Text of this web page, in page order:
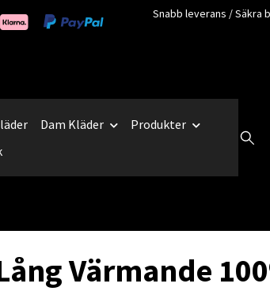
Snabb leverans / Säkra
Dam Kläder
Produkter
Värmande